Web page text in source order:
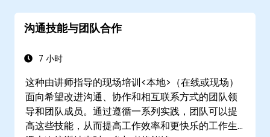
沟通技能与团队合作
7 小时
这种由讲师指导的现场培训<本地>（在线或现场）
面向希望改进沟通、协作和相互联系方式的团队领
导和团队成员。通过遵循一系列实践，团队可以提
高这些技能，从而提高工作效率和更快乐的工作生